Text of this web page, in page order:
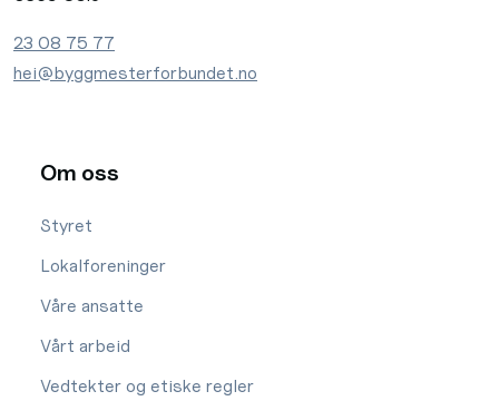
23 08 75 77
hei@byggmesterforbundet.no
Om oss
Styret
Lokalforeninger
Våre ansatte
Vårt arbeid
Vedtekter og etiske regler